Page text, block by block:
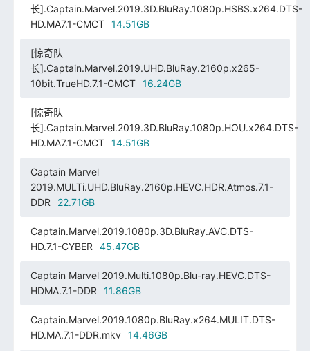
长].Captain.Marvel.2019.3D.BluRay.1080p.HSBS.x264.DTS-
HD.MA7.1-CMCT
14.51GB
[惊奇队
长].Captain.Marvel.2019.UHD.BluRay.2160p.x265-
10bit.TrueHD.7.1-CMCT
16.24GB
[惊奇队
长].Captain.Marvel.2019.3D.BluRay.1080p.HOU.x264.DTS-
HD.MA7.1-CMCT
14.51GB
Captain Marvel
2019.MULTi.UHD.BluRay.2160p.HEVC.HDR.Atmos.7.1-
DDR
22.71GB
Captain.Marvel.2019.1080p.3D.BluRay.AVC.DTS-
HD.7.1-CYBER
45.47GB
Captain Marvel 2019.Multi.1080p.Blu-ray.HEVC.DTS-
HDMA.7.1-DDR
11.86GB
Captain.Marvel.2019.1080p.BluRay.x264.MULIT.DTS-
HD.MA.7.1-DDR.mkv
14.46GB